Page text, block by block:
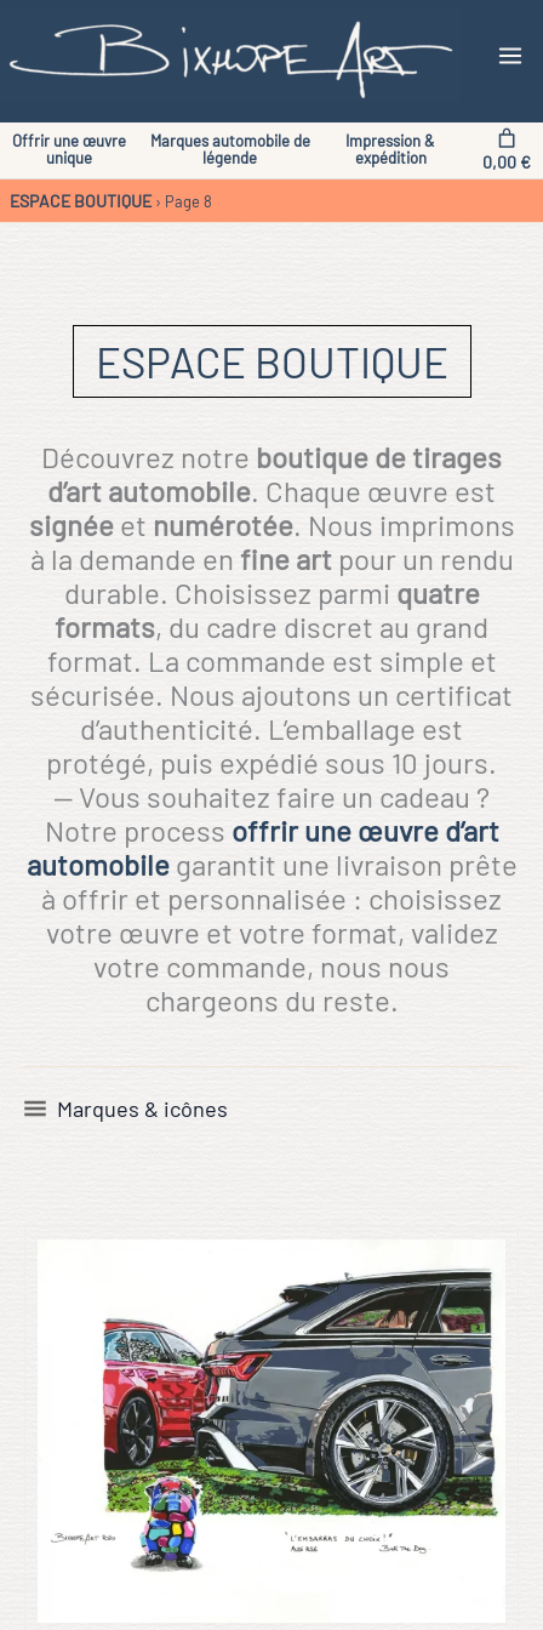
Offrir une œuvre
unique
Marques automobile de
légende
Impression &
expédition
0,00 €
ESPACE BOUTIQUE › Page 8
ESPACE BOUTIQUE
Découvrez notre boutique de tirages
d’art automobile. Chaque œuvre est
signéeet numérotée. Nous imprimons
à la demande en fine artpour un rendu
durable. Choisissez parmi quatre
formats, du cadre discret au grand
format. La commande est simple et
sécurisée. Nous ajoutons un certificat
d’authenticité. L’emballage est
protégé, puis expédié sous 10 jours.
— Vous souhaitez faire un cadeau ?
Notre process offrir une œuvre d’art
automobilegarantit une livraison prête
à offrir et personnalisée : choisissez
votre œuvre et votre format, validez
votre commande, nous nous
chargeons du reste.
Marques & icônes